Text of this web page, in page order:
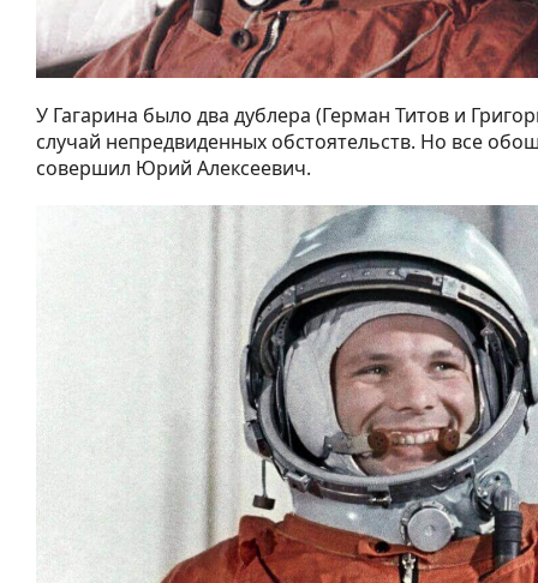
У Гагарина было два дублера (Герман Титов и
случай непредвиденных обстоятельств. Но все
совершил Юрий Алексеевич.